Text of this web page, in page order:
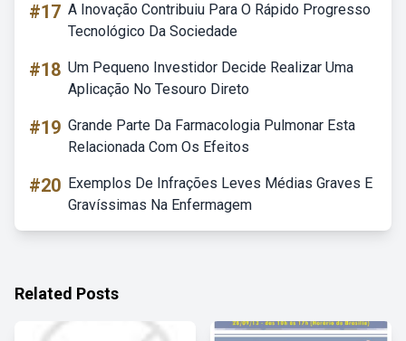
#17 A Inovação Contribuiu Para O Rápido Progresso
Tecnológico Da Sociedade
#18 Um Pequeno Investidor Decide Realizar Uma
Aplicação No Tesouro Direto
#19 Grande Parte Da Farmacologia Pulmonar Esta
Relacionada Com Os Efeitos
#20 Exemplos De Infrações Leves Médias Graves E
Gravíssimas Na Enfermagem
Related Posts